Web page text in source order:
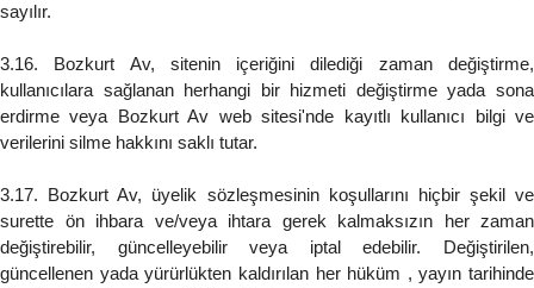
sayılır.
3.16. Bozkurt Av, sitenin içeriğini dilediği zaman değiştirme,
kullanıcılara sağlanan herhangi bir hizmeti değiştirme yada sona
erdirme veya Bozkurt Av web sitesi'nde kayıtlı kullanıcı bilgi ve
verilerini silme hakkını saklı tutar.
3.17. Bozkurt Av, üyelik sözleşmesinin koşullarını hiçbir şekil ve
surette ön ihbara ve/veya ihtara gerek kalmaksızın her zaman
değiştirebilir, güncelleyebilir veya iptal edebilir. Değiştirilen,
güncellenen yada yürürlükten kaldırılan her hüküm , yayın tarihinde